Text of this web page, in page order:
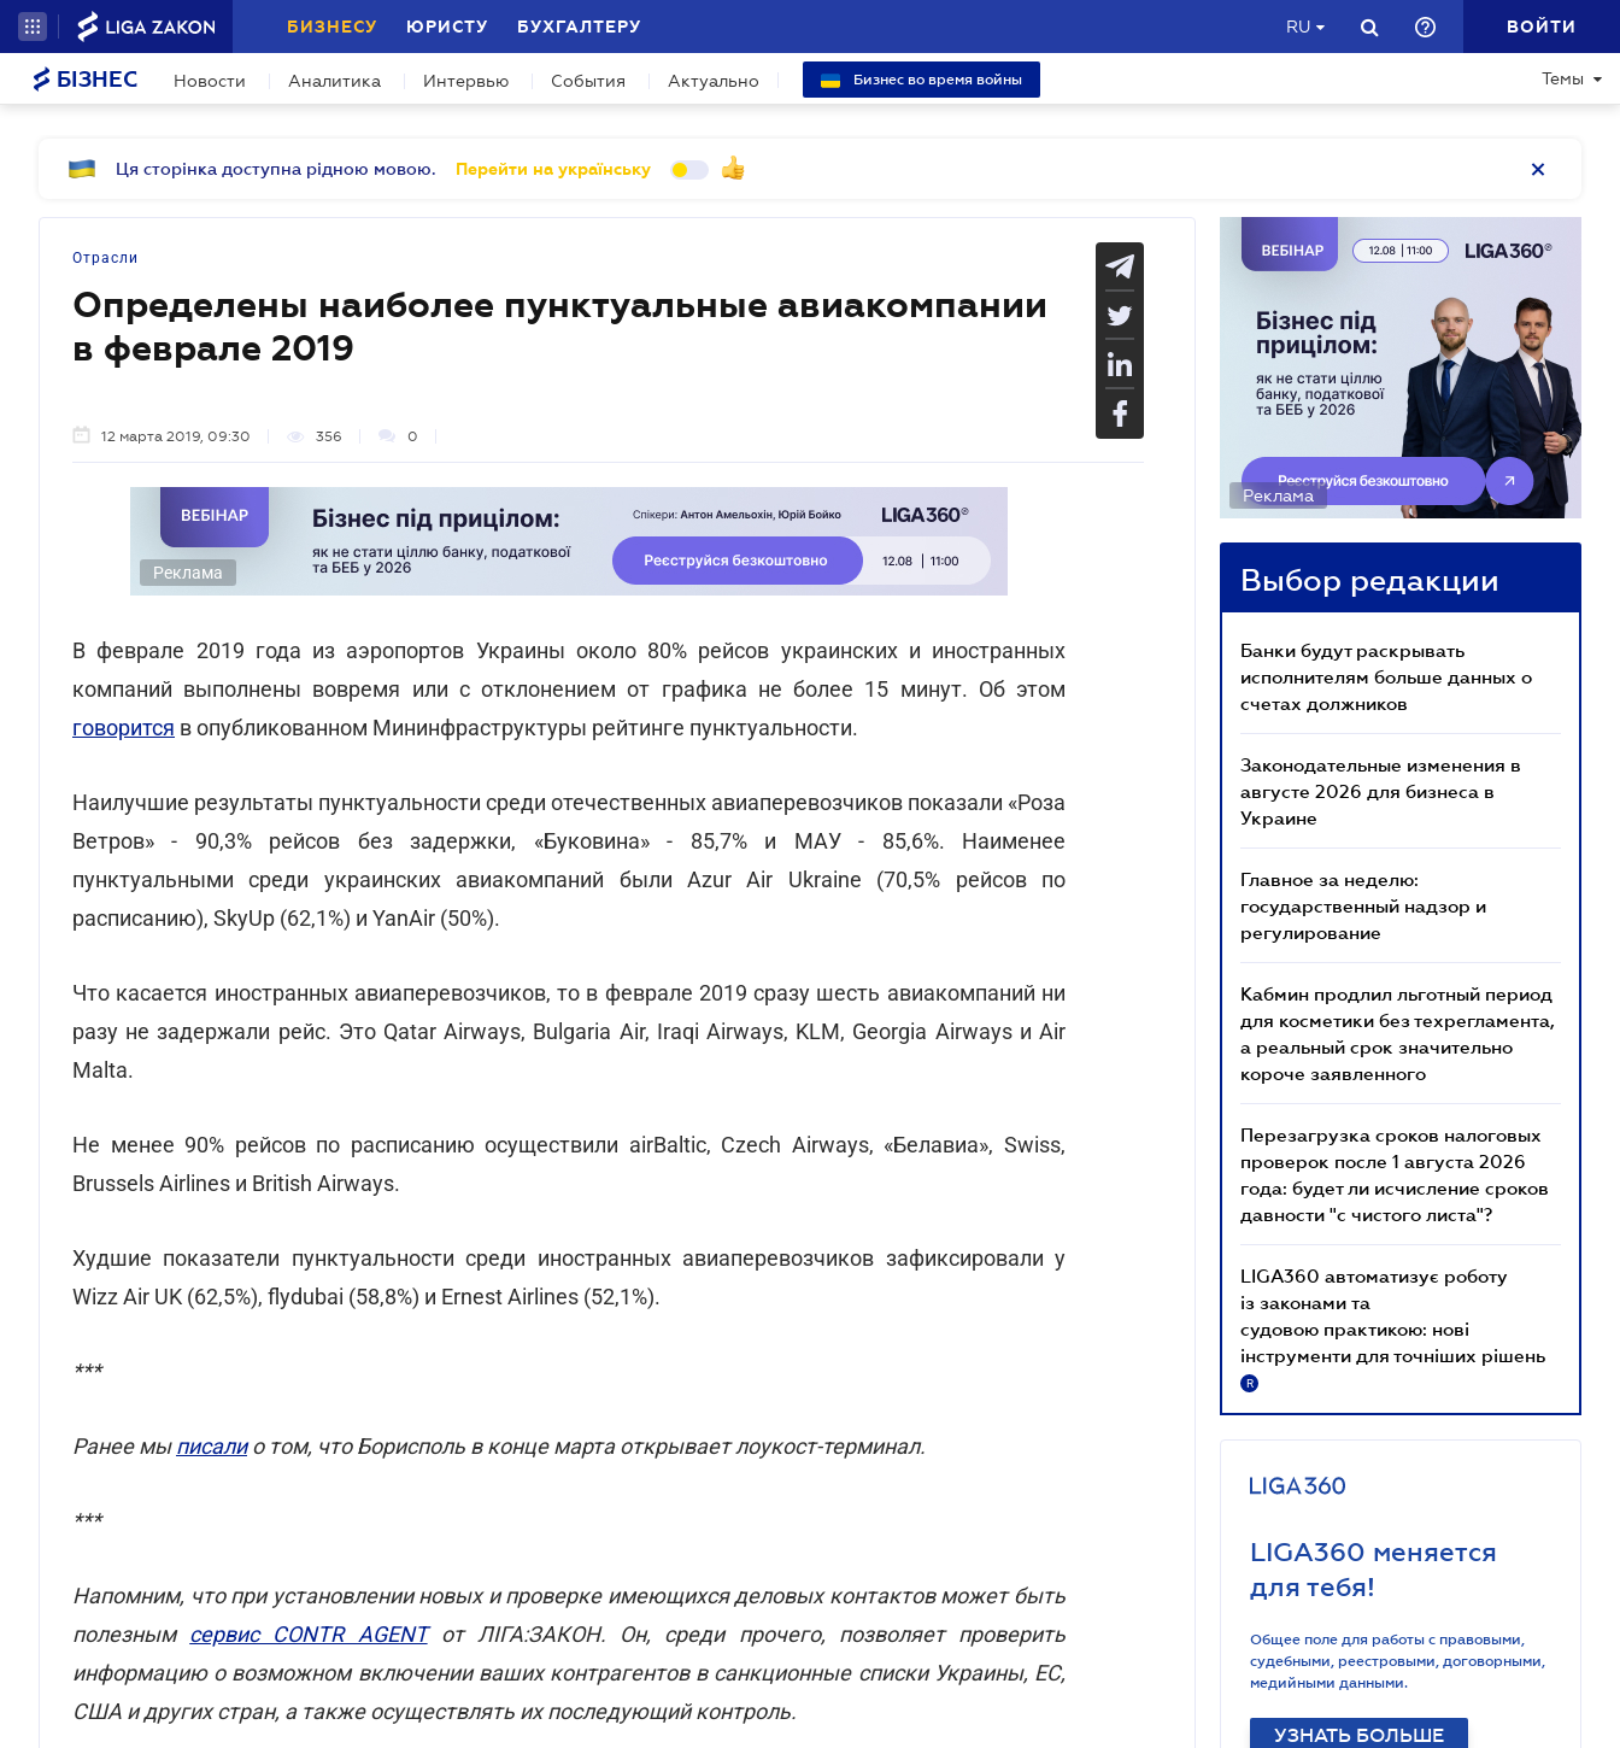
БИЗНЕСУ ЮРИСТУ БУХГАЛТЕРУ RU ВОЙТИ
БІЗНЕС Новости Аналитика Интервью События Актуально Бизнес во время войны Темы
Ця сторінка доступна рідною мовою. Перейти на українську
Отрасли
Определены наиболее пунктуальные авиакомпании
в феврале 2019
12 марта 2019, 09:30 356 0
Реклама
В феврале 2019 года из аэропортов Украины около 80% рейсов украинских и иностранных
компаний выполнены вовремя или с отклонением от графика не более 15 минут. Об этом
говорится в опубликованном Мининфраструктуры рейтинге пунктуальности.
Наилучшие результаты пунктуальности среди отечественных авиаперевозчиков показали «Роза
Ветров» - 90,3% рейсов без задержки, «Буковина» - 85,7% и МАУ - 85,6%. Наименее
пунктуальными среди украинских авиакомпаний были Azur Air Ukraine (70,5% рейсов по
расписанию), SkyUp (62,1%) и YanAir (50%).
Что касается иностранных авиаперевозчиков, то в феврале 2019 сразу шесть авиакомпаний ни
разу не задержали рейс. Это Qatar Airways, Bulgaria Air, Iraqi Airways, KLM, Georgia Airways и Air
Malta.
Не менее 90% рейсов по расписанию осуществили airBaltic, Czech Airways, «Белавиа», Swiss,
Brussels Airlines и British Airways.
Худшие показатели пунктуальности среди иностранных авиаперевозчиков зафиксировали у
Wizz Air UK (62,5%), flydubai (58,8%) и Ernest Airlines (52,1%).
***
Ранее мыписалио том, что Борисполь в конце марта открывает лоукост-терминал.
***
Напомним, что при установлении новых и проверке имеющихся деловых контактов может быть
полезным сервис CONTR AGENTот ЛІГА:ЗАКОН. Он, среди прочего, позволяет проверить
информацию о возможном включении ваших контрагентов в санкционные списки Украины, ЕС,
США и других стран, а также осуществлять их последующий контроль.
Реклама
Выбор редакции
Банки будут раскрывать
исполнителям больше данных о
счетах должников
Законодательные изменения в
августе 2026 для бизнеса в
Украине
Главное за неделю:
государственный надзор и
регулирование
Кабмин продлил льготный период
для косметики без техрегламента,
а реальный срок значительно
короче заявленного
Перезагрузка сроков налоговых
проверок после 1 августа 2026
года: будет ли исчисление сроков
давности "с чистого листа"?
LIGA360 автоматизує роботу
із законами та
судовою практикою: нові
інструменти для точніших рішень
R
LIGA360 меняется
для тебя!
Общее поле для работы с правовыми,
судебными, реестровыми, договорными,
медийными данными.
УЗНАТЬ БОЛЬШЕ